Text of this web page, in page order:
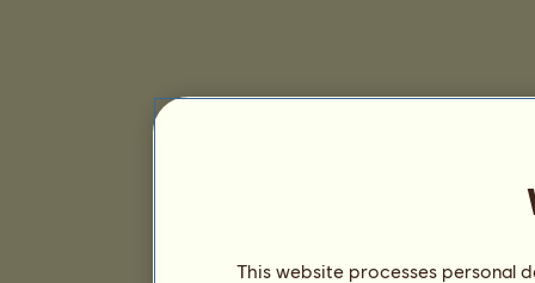
This website processes personal